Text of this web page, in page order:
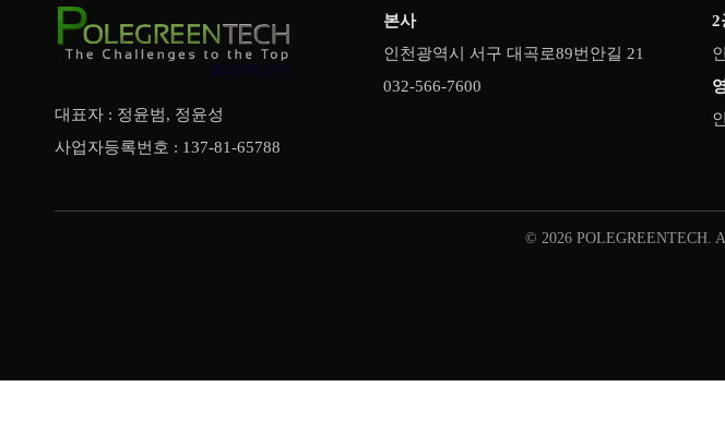
대표자 : 정윤범, 정윤성
사업자등록번호 : 137-81-65788
본사
인천광역시 서구 대곡로89번안길 21
032-566-7600
2
© 2026 POLEGREENTECH.